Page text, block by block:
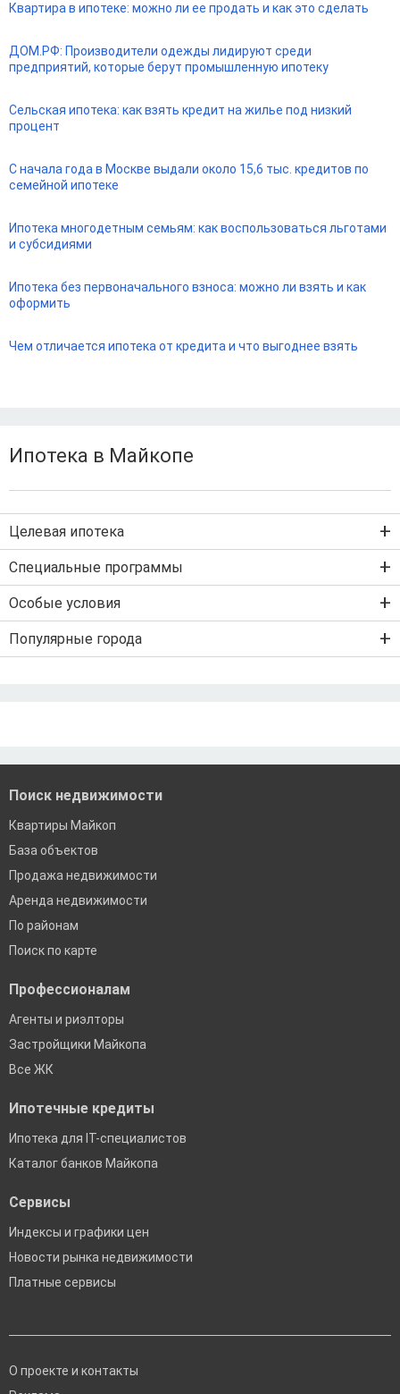
Квартира в ипотеке: можно ли ее продать и как это сделать
ДОМ.РФ: Производители одежды лидируют среди
предприятий, которые берут промышленную ипотеку
Сельская ипотека: как взять кредит на жилье под низкий
процент
С начала года в Москве выдали около 15,6 тыс. кредитов по
семейной ипотеке
Ипотека многодетным семьям: как воспользоваться льготами
и субсидиями
Ипотека без первоначального взноса: можно ли взять и как
оформить
Чем отличается ипотека от кредита и что выгоднее взять
Ипотека в Майкопе
Целевая ипотека
Ипотека на вторичку
Ипотека на строительство дома
IT-ипотека
Специальные программы
Военная ипотека
Рефинансирование ипотеки
Особые условия
Ипотека без первого взноса
Популярные города
Поиск недвижимости
Квартиры Майкоп
База объектов
Продажа недвижимости
Аренда недвижимости
По районам
Поиск по карте
Профессионалам
Агенты и риэлторы
Застройщики Майкопа
Все ЖК
Ипотечные кредиты
Ипотека для IT-специалистов
Каталог банков Майкопа
Сервисы
Индексы и графики цен
Новости рынка недвижимости
Платные сервисы
О проекте и контакты